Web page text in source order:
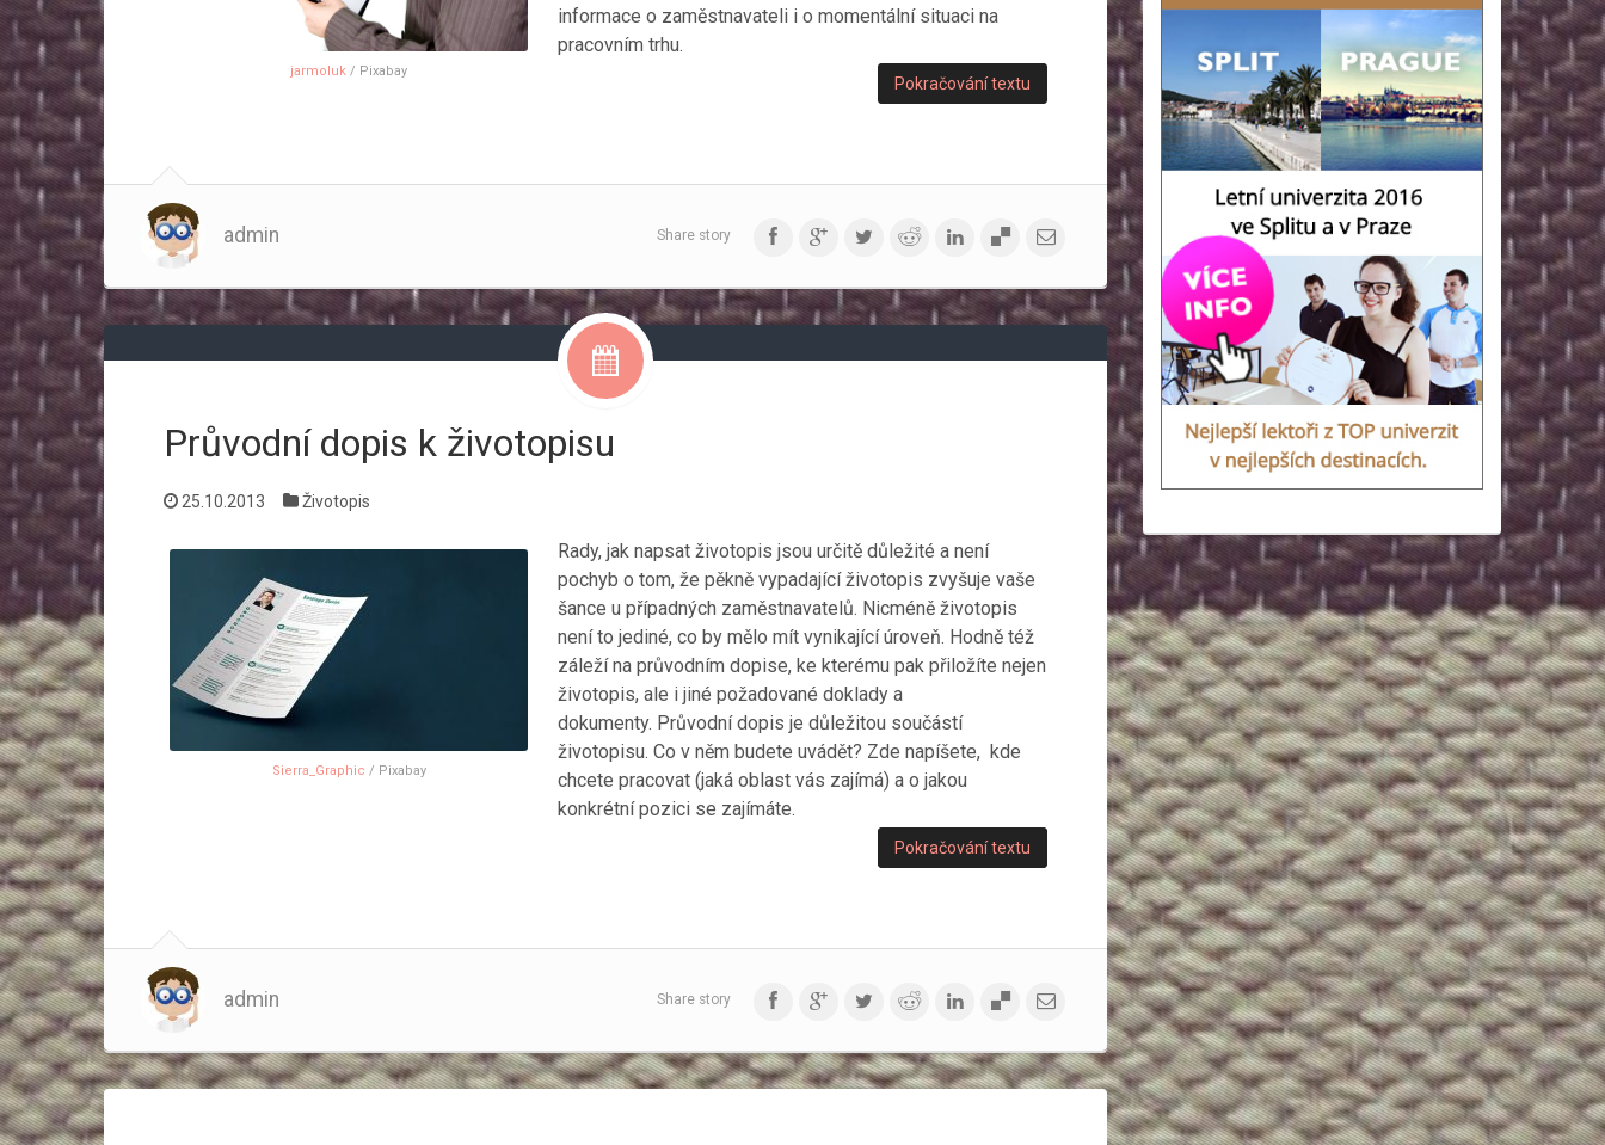
jarmoluk / Pixabay
informace o zaměstnavateli i o momentální situaci na
pracovním trhu.
Pokračování textu
admin Share story
Průvodní dopis k životopisu
25.10.2013 Životopis
Sierra_Graphic / Pixabay
Rady, jak napsat životopis jsou určitě důležité a není
pochyb o tom, že pěkně vypadající životopis zvyšuje vaše
šance u případných zaměstnavatelů. Nicméně životopis
není to jediné, co by mělo mít vynikající úroveň. Hodně též
záleží na průvodním dopise, ke kterému pak přiložíte nejen
životopis, ale i jiné požadované doklady a
dokumenty. Průvodní dopis je důležitou součástí
životopisu. Co v něm budete uvádět? Zde napíšete, kde
chcete pracovat (jaká oblast vás zajímá) a o jakou
konkrétní pozici se zajímáte.
Pokračování textu
admin Share story